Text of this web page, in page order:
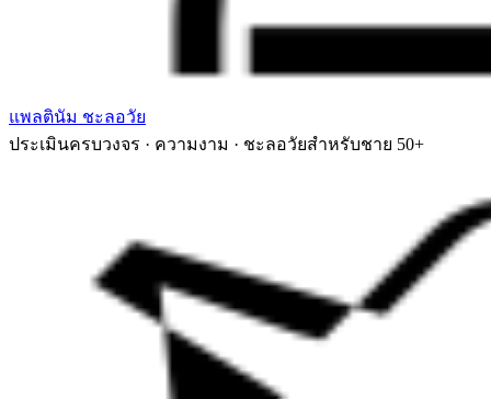
แพลตินัม ชะลอวัย
ประเมินครบวงจร · ความงาม · ชะลอวัยสำหรับชาย 50+